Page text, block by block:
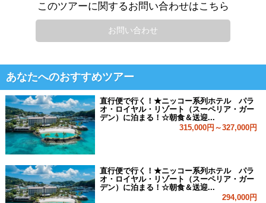
このツアーに関するお問い合わせはこちら
お問い合わせ
あなたへのおすすめツアー
直行便で行く！★ニッコー系列ホテル パラ
オ・ロイヤル・リゾート（スーペリア・ガー
デン）に泊まる！☆朝食＆送迎...
315,000円～327,000円
直行便で行く！★ニッコー系列ホテル パラ
オ・ロイヤル・リゾート（スーペリア・ガー
デン）に泊まる！☆朝食＆送迎...
294,000円